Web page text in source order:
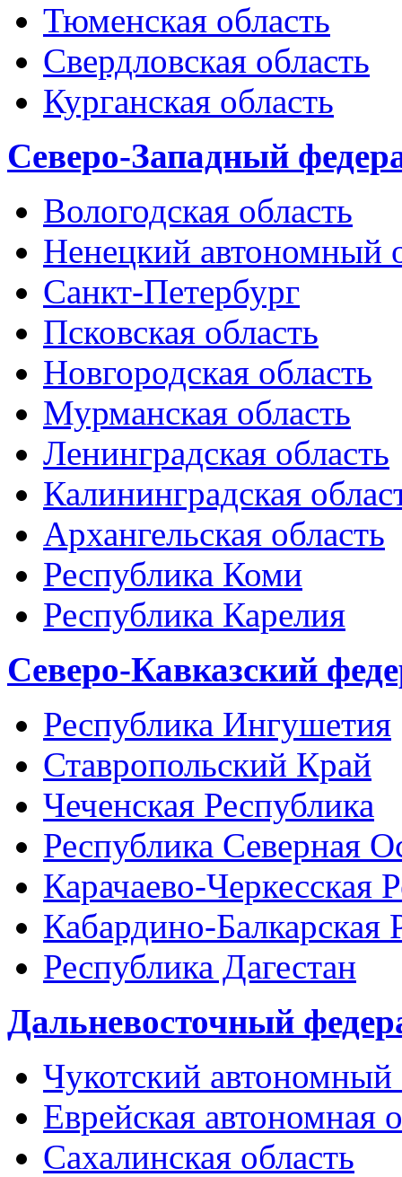
Тюменская область
Свердловская область
Курганская область
Северо-Западный
Вологодская область
Ненецкий автономный
Санкт-Петербург
Псковская область
Новгородская область
Мурманская область
Ленинградская область
Калининградская
Архангельская область
Республика Коми
Республика Карелия
Северо-Кавказский
Республика Ингушетия
Ставропольский Край
Чеченская Республика
Республика Северная
Карачаево-Черкесская
Кабардино-Балкарская
Республика Дагестан
Дальневосточный
Чукотский автономный
Еврейская автономная
Сахалинская область